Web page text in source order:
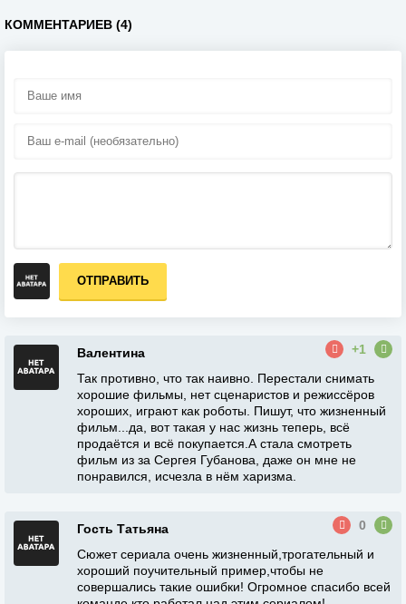
КОММЕНТАРИЕВ (4)
ОТПРАВИТЬ
Валентина
+1
Так противно, что так наивно. Перестали снимать
хорошие фильмы, нет сценаристов и режиссёров
хороших, играют как роботы. Пишут, что жизненный
фильм...да, вот такая у нас жизнь теперь, всё
продаётся и всё покупается.А стала смотреть
фильм из за Сергея Губанова, даже он мне не
понравился, исчезла в нём харизма.
Гость Татьяна
0
Сюжет сериала очень жизненный,трогательный и
хороший поучительный пример,чтобы не
совершались такие ошибки! Огромное спасибо всей